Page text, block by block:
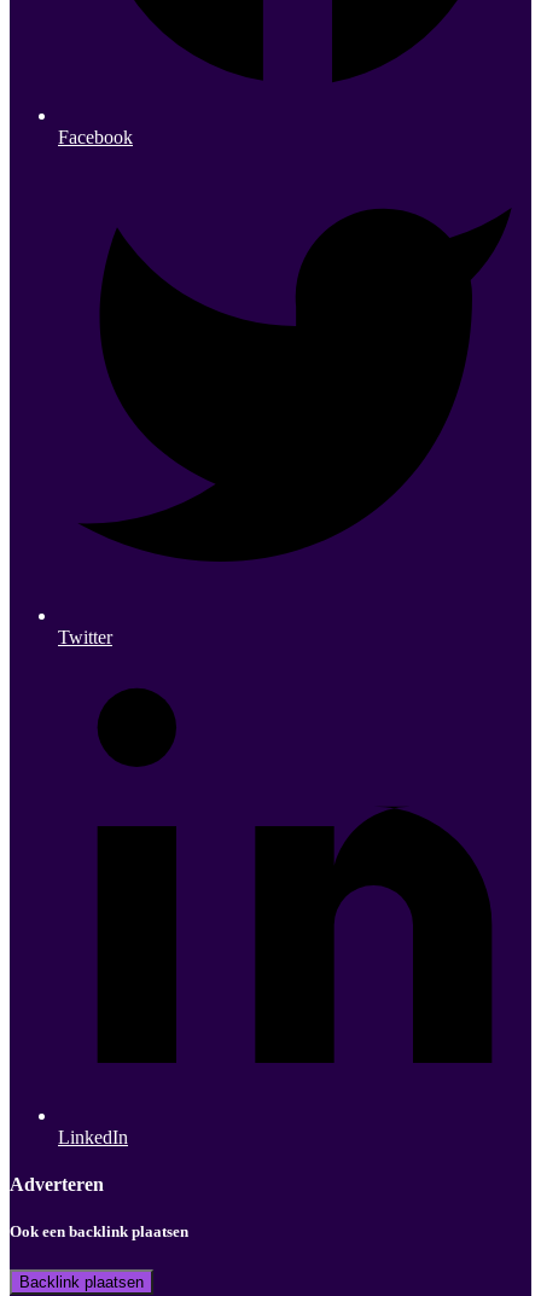
Facebook
Twitter
LinkedIn
Adverteren
Ook een backlink plaatsen
Backlink plaatsen